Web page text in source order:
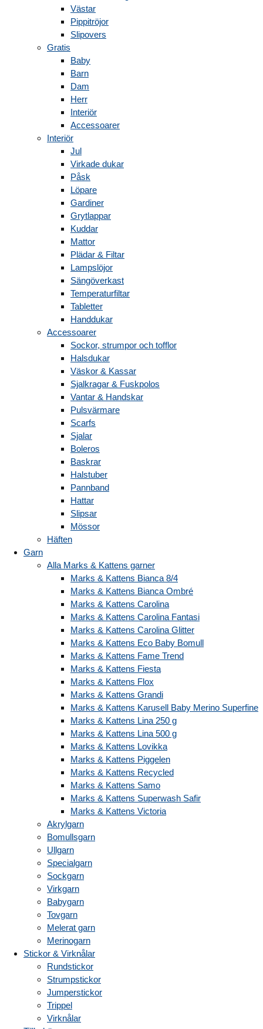
Västar
Pippitröjor
Slipovers
Gratis
Baby
Barn
Dam
Herr
Interiör
Accessoarer
Interiör
Jul
Virkade dukar
Påsk
Löpare
Gardiner
Grytlappar
Kuddar
Mattor
Plädar & Filtar
Lampslöjor
Sängöverkast
Temperaturfiltar
Tabletter
Handdukar
Accessoarer
Sockor, strumpor och tofflor
Halsdukar
Väskor & Kassar
Sjalkragar & Fuskpolos
Vantar & Handskar
Pulsvärmare
Scarfs
Sjalar
Boleros
Baskrar
Halstuber
Pannband
Hattar
Slipsar
Mössor
Häften
Garn
Alla Marks & Kattens garner
Marks & Kattens Bianca 8/4
Marks & Kattens Bianca Ombré
Marks & Kattens Carolina
Marks & Kattens Carolina Fantasi
Marks & Kattens Carolina Glitter
Marks & Kattens Eco Baby Bomull
Marks & Kattens Fame Trend
Marks & Kattens Fiesta
Marks & Kattens Flox
Marks & Kattens Grandi
Marks & Kattens Karusell Baby Merino Superfine
Marks & Kattens Lina 250 g
Marks & Kattens Lina 500 g
Marks & Kattens Lovikka
Marks & Kattens Piggelen
Marks & Kattens Recycled
Marks & Kattens Samo
Marks & Kattens Superwash Safir
Marks & Kattens Victoria
Akrylgarn
Bomullsgarn
Ullgarn
Specialgarn
Sockgarn
Virkgarn
Babygarn
Tovgarn
Melerat garn
Merinogarn
Stickor & Virknålar
Rundstickor
Strumpstickor
Jumperstickor
Trippel
Virknålar